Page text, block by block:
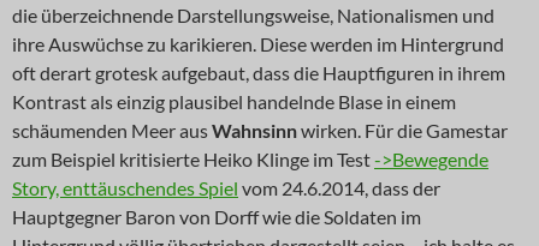
die überzeichnende Darstellungsweise, Nationalismen und
ihre Auswüchse zu karikieren. Diese werden im Hintergrund
oft derart grotesk aufgebaut, dass die Hauptfiguren in ihrem
Kontrast als einzig plausibel handelnde Blase in einem
schäumenden Meer ausWahnsinnwirken. Für die Gamestar
zum Beispiel kritisierte Heiko Klinge im Test->Bewegende
Story, enttäuschendes Spiel vom 24.6.2014, dass der
Hauptgegner Baron von Dorff wie die Soldaten im